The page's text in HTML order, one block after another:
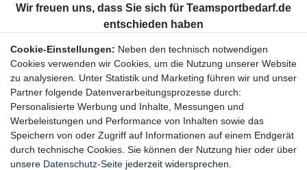
Unternehmen
Widerrufsrecht
Bestellung widerrufen
Datenschutzerklärung
AGB
Impressum
Newsletter
Cookie-Einstellungen: Neben den technisch notwendigen
Cookies verwenden wir Cookies, um die Nutzung unserer Website
zu analysieren. Unter Statistik und Marketing führen wir und unser
Partner folgende Datenverarbeitungsprozesse durch:
Personalisierte Werbung und Inhalte, Messungen und
Werbeleistungen und Performance von Inhalten sowie das
Speichern von oder Zugriff auf Informationen auf einem Endgerät
durch technische Cookies. Sie können der Nutzung hier oder über
unsere Datenschutz-Seite jederzeit widersprechen.